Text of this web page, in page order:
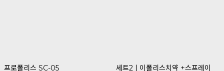
프로폴리스 SC-05 세트2ㅣ이폴리스치약 +스프레이